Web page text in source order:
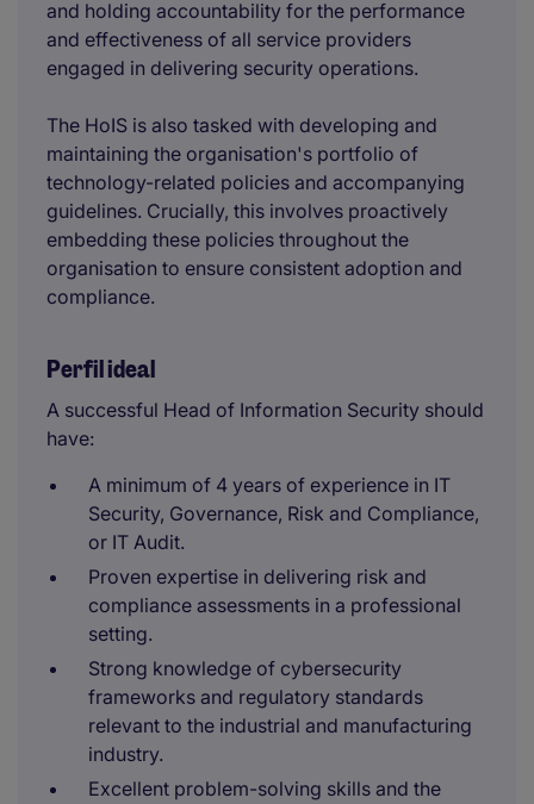
and holding accountability for the performance
and effectiveness of all service providers
engaged in delivering security operations.
The HoIS is also tasked with developing and
maintaining the organisation's portfolio of
technology-related policies and accompanying
guidelines. Crucially, this involves proactively
embedding these policies throughout the
organisation to ensure consistent adoption and
compliance.
Perfil ideal
A successful Head of Information Security should
have:
A minimum of 4 years of experience in IT
Security, Governance, Risk and Compliance,
or IT Audit.
Proven expertise in delivering risk and
compliance assessments in a professional
setting.
Strong knowledge of cybersecurity
frameworks and regulatory standards
relevant to the industrial and manufacturing
industry.
Excellent problem-solving skills and the